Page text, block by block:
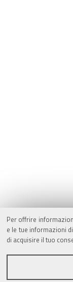
Per offrire
e le tue informazioni
di acquisire il tuo